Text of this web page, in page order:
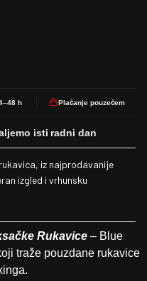
h Plaćanje pouzećem
rukavica, iz najprodavanije
izgled i vrhunsku
Rukavice – Blue
traže pouzdane rukavice